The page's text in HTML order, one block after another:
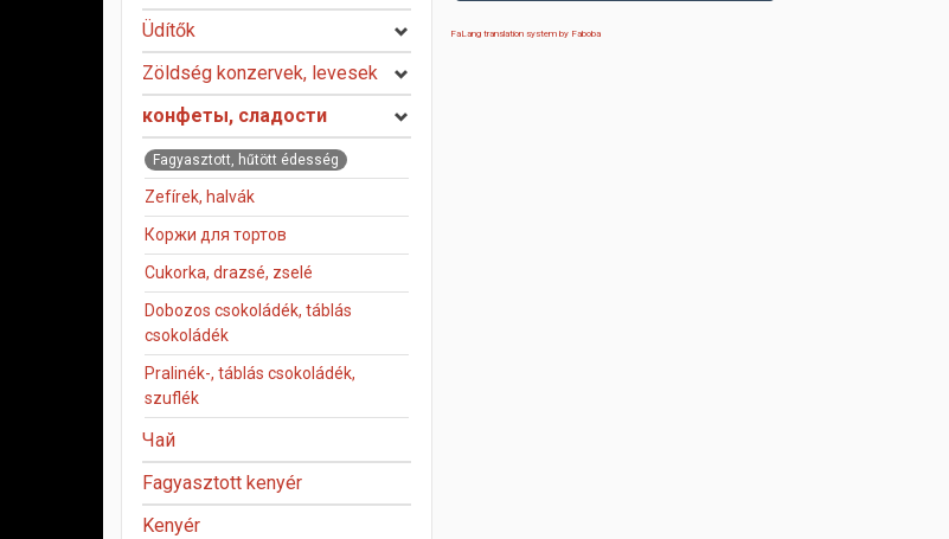
FaLang translation system by Faboba
Üdítők
Zöldség konzervek, levesek
конфеты, сладости
Fagyasztott, hűtött édesség
Zefírek, halvák
Коржи для тортов
Cukorka, drazsé, zselé
Dobozos csokoládék, táblás
csokoládék
Pralinék-, táblás csokoládék,
szuflék
Чай
Fagyasztott kenyér
Kenyér